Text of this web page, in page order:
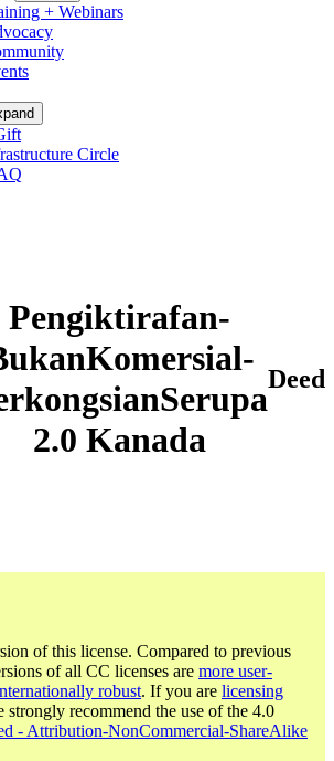
+ Webinars
Circle
Pengiktirafan-
2.0 Kanada
Deed
of this license. Compared to previous
of all CC licenses are more user-
robust. If you are licensing
strongly recommend the use of the 4.0
- Attribution-NonCommercial-ShareAlike